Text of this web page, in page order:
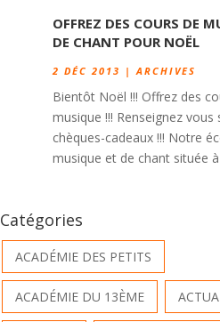
OFFREZ DES COURS DE
DE CHANT POUR NOËL
2 DÉC 2013 |ARCHIVES
Bientôt Noël !!! Offrez des
musique !!! Renseignez vous
chèques-cadeaux !!! Notre
musique et de chant située à
Catégories
ACADÉMIE DES PETITS
ACADÉMIE DU 13ÈME